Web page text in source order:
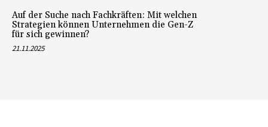
Auf der Suche nach Fachkräften: Mit welchen
Strategien können Unternehmen die Gen-Z
für sich gewinnen?
21.11.2025